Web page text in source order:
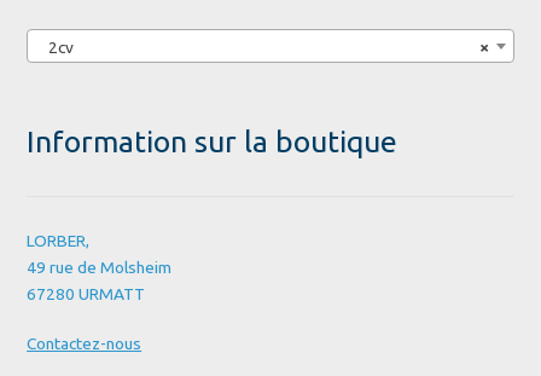
×
2cv
Information sur la boutique
LORBER,
49 rue de Molsheim
67280 URMATT
Contactez-nous